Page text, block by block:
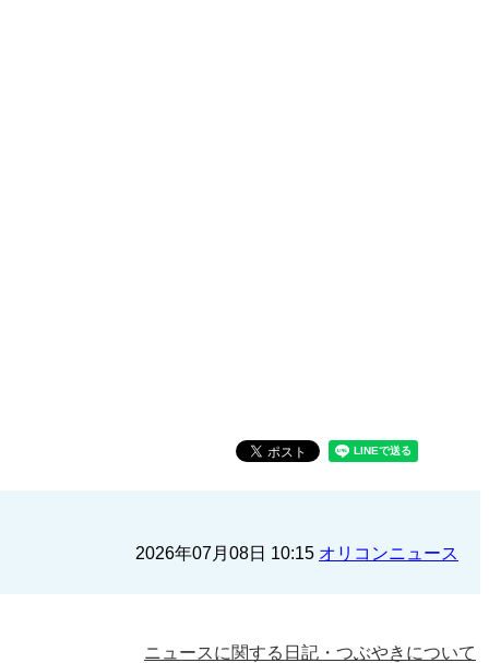
2026年07月08日 10:15 オリコンニュース
ニュースに関する日記・つぶやきについて